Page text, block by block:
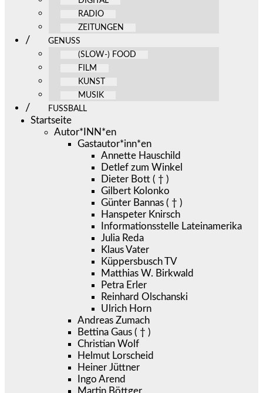
RADIO
ZEITUNGEN
GENUSS
(SLOW-) FOOD
FILM
KUNST
MUSIK
FUSSBALL
Startseite
Autor*INN*en
Gastautor*inn*en
Annette Hauschild
Detlef zum Winkel
Dieter Bott ( † )
Gilbert Kolonko
Günter Bannas ( † )
Hanspeter Knirsch
Informationsstelle Lateinamerika
Julia Reda
Klaus Vater
Küppersbusch TV
Matthias W. Birkwald
Petra Erler
Reinhard Olschanski
Ulrich Horn
Andreas Zumach
Bettina Gaus ( † )
Christian Wolf
Helmut Lorscheid
Heiner Jüttner
Ingo Arend
Martin Böttger